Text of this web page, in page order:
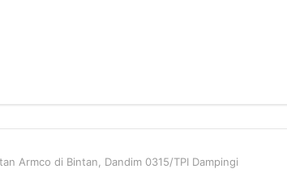
Armco di Bintan, Dandim 0315/TPI Dampingi